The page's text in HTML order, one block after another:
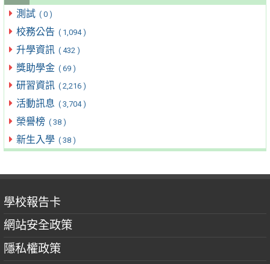
測試 ( 0 )
校務公告 ( 1,094 )
升學資訊 ( 432 )
獎助學金 ( 69 )
研習資訊 ( 2,216 )
活動訊息 ( 3,704 )
榮譽榜 ( 38 )
新生入學 ( 38 )
學校報告卡
網站安全政策
隱私權政策